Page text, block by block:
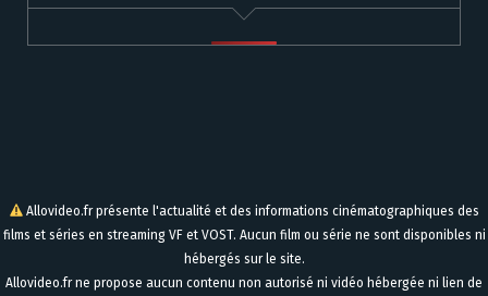
Allovideo.fr présente l'actualité et des informations cinématographiques des
films et séries en streaming VF et VOST. Aucun film ou série ne sont disponibles ni
hébergés sur le site.
Allovideo.fr ne propose aucun contenu non autorisé ni vidéo hébergée ni lien de